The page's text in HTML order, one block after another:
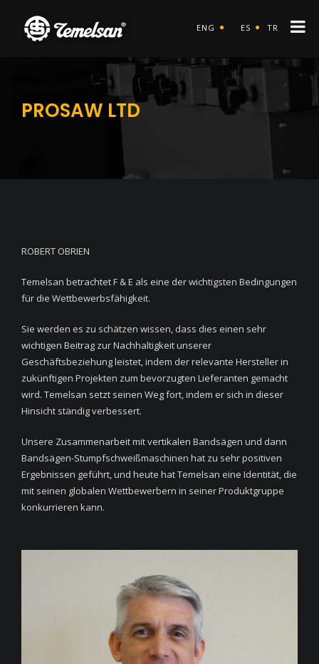
ENG ES TR
PROSAW LTD
ROBERT OBRIEN
Temelsan betrachtet F & E als eine der wichtigsten Bedingungen
für die Wettbewerbsfähigkeit.
Sie werden es zu schätzen wissen, dass dies einen sehr
wichtigen Beitrag zur Nachhaltigkeit unserer
Geschäftsbeziehung leistet, indem der relevante Hersteller in
zukünftigen Projekten zum bevorzugten Lieferanten gemacht
wird. Temelsan setzt seinen Weg fort, indem er sich in dieser
Hinsicht ständig verbessert.
Unsere Zusammenarbeit mit vertikalen Bandsägen und dann
Bandsägen-Stumpfschweißmaschinen hat zu sehr positiven
Ergebnissen geführt, und heute hat Temelsan eine Identität, die
mit seinen globalen Wettbewerbern in seiner Produktgruppe
konkurrieren kann.